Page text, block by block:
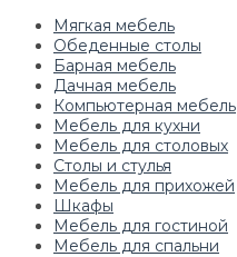
Мягкая мебель
Обеденные столы
Барная мебель
Дачная мебель
Компьютерная мебель
Мебель для кухни
Мебель для столовых
Столы и стулья
Мебель для прихожей
Шкафы
Мебель для гостиной
Мебель для спальни